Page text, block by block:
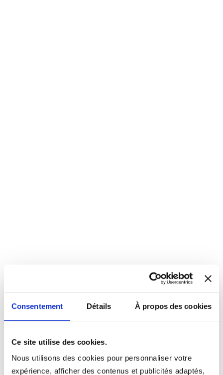
Consentement Détails À propos des cookies
Ce site utilise des cookies.
Nous utilisons des cookies pour personnaliser votre
expérience, afficher des contenus et publicités adaptés,